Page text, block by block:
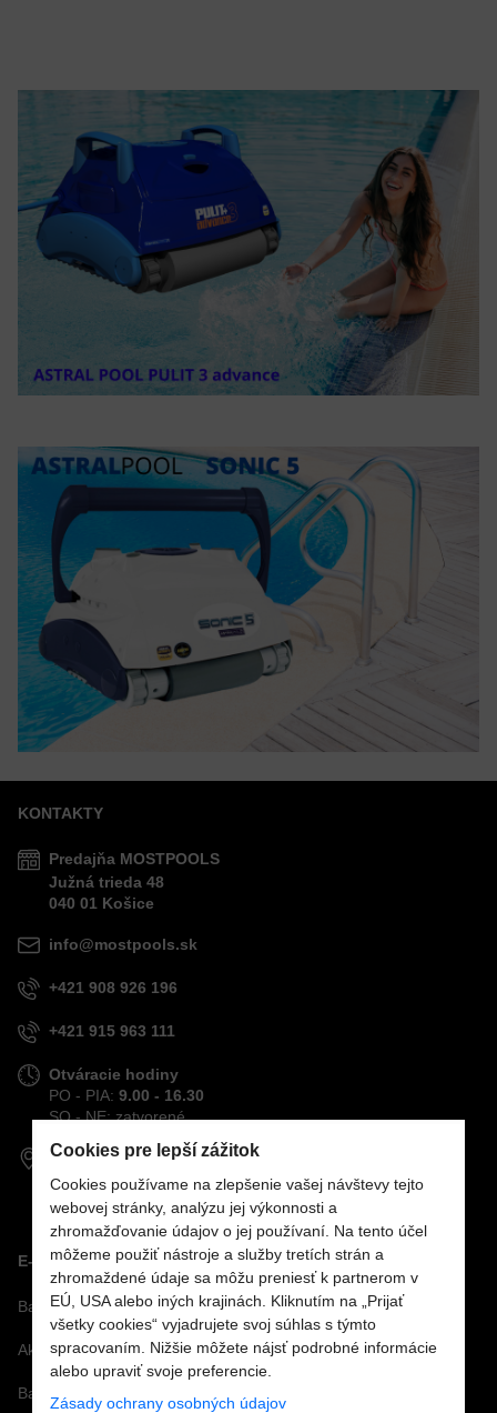
KONTAKTY
Predajňa MOSTPOOLS
Južná trieda 48
040 01 Košice
info@mostpools.sk
+421 908 926 196
+421 915 963 111
Otváracie hodiny
PO - PIA: 9.00 - 16.30
SO - NE: zatvorené
GPS koordináty:
48,70694°S
21,26198°V
E-SHOP
Bazénová technológia
Akcie
Bazénové sety
Cookies pre lepší zážitok
Cookies používame na zlepšenie vašej návštevy tejto
webovej stránky, analýzu jej výkonnosti a
zhromažďovanie údajov o jej používaní. Na tento účel
môžeme použiť nástroje a služby tretích strán a
zhromaždené údaje sa môžu preniesť k partnerom v
EÚ, USA alebo iných krajinách. Kliknutím na „Prijať
všetky cookies“ vyjadrujete svoj súhlas s týmto
spracovaním. Nižšie môžete nájsť podrobné informácie
alebo upraviť svoje preferencie.
Zásady ochrany osobných údajov